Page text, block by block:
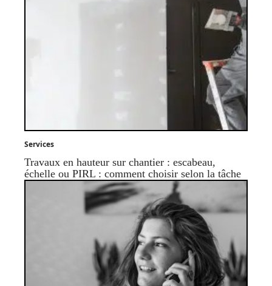
Services
Travaux en hauteur sur chantier : escabeau,
échelle ou PIRL : comment choisir selon la tâche